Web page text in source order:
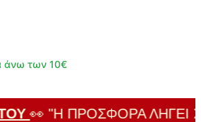
άνω των 10€
👀 "Η ΠΡΟΣΦΟΡΆ ΛΉΓΕΙ